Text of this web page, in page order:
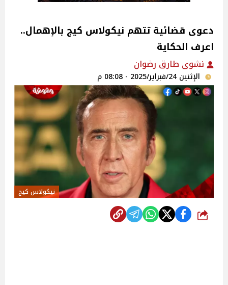
دعوى قضائية تتهم نيكولاس كيج بالإهمال..
اعرف الحكاية
نشوى طارق رضوان
الإثنين 24/فبراير/2025 - 08:08 م
نيكولاس كيج
شارك